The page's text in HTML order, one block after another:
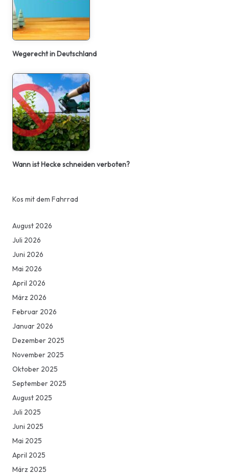
Wegerecht in Deutschland
Wann ist Hecke schneiden verboten?
Kos mit dem Fahrrad
August 2026
Juli 2026
Juni 2026
Mai 2026
April 2026
März 2026
Februar 2026
Januar 2026
Dezember 2025
November 2025
Oktober 2025
September 2025
August 2025
Juli 2025
Juni 2025
Mai 2025
April 2025
März 2025